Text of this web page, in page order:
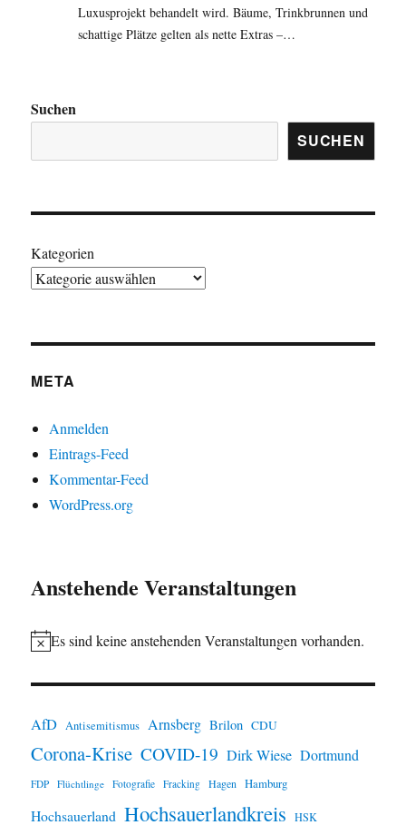
Luxusprojekt behandelt wird. Bäume, Trinkbrunnen und
schattige Plätze gelten als nette Extras –…
Suchen
SUCHEN
Kategorien
META
Anmelden
Eintrags-Feed
Kommentar-Feed
WordPress.org
Anstehende Veranstaltungen
H
w
e
i
Es sind keine anstehenden Veranstaltungen vorhanden.
AfD Antisemitismus Arnsberg Brilon CDU
Corona-Krise COVID-19 Dirk Wiese Dortmund
FDP Flüchtlinge Fotografie Fracking Hagen Hamburg
Hochsauerland Hochsauerlandkreis HSK